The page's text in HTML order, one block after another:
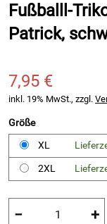
Fußballl-
Patrick,
7,95 €
inkl. 19% MwSt., zzgl.
Größe
XL
2XL
− +